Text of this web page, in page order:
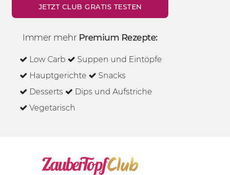
JETZT CLUB GRATIS TESTEN
Immer mehr Premium Rezepte:
Low Carb
Suppen und Eintöpfe
Hauptgerichte
Snacks
Desserts
Dips und Aufstriche
Vegetarisch